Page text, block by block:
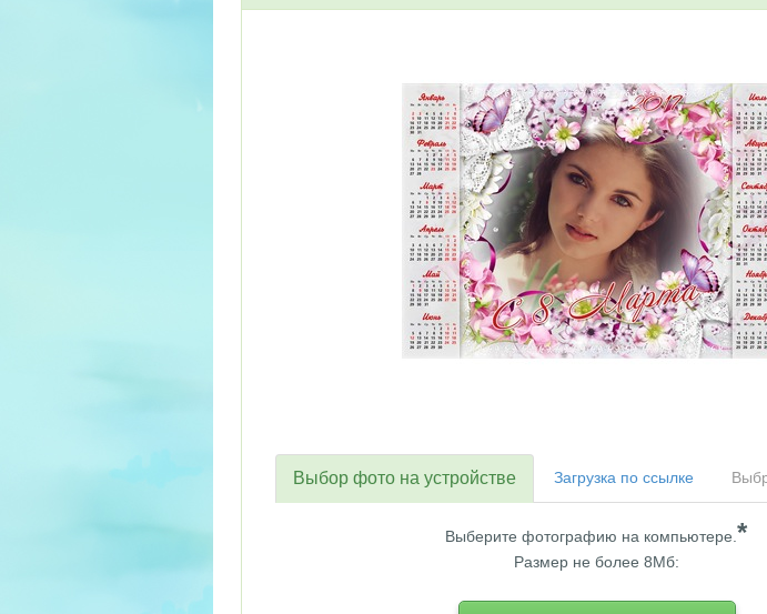
Выбор фото на устройстве Загрузка по ссылке
Выберите фотографию на компьютере. *
Размер не более 8Мб: